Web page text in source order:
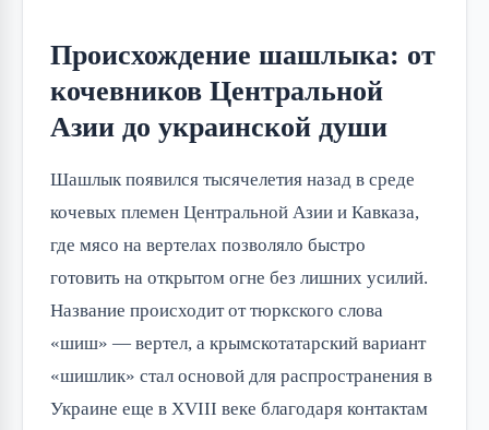
Происхождение шашлыка: от
кочевников Центральной
Азии до украинской души
Шашлык появился тысячелетия назад в среде
кочевых племен Центральной Азии и Кавказа,
где мясо на вертелах позволяло быстро
готовить на открытом огне без лишних усилий.
Название происходит от тюркского слова
«шиш» — вертел, а крымскотатарский вариант
«шишлик» стал основой для распространения в
Украине еще в XVIII веке благодаря контактам